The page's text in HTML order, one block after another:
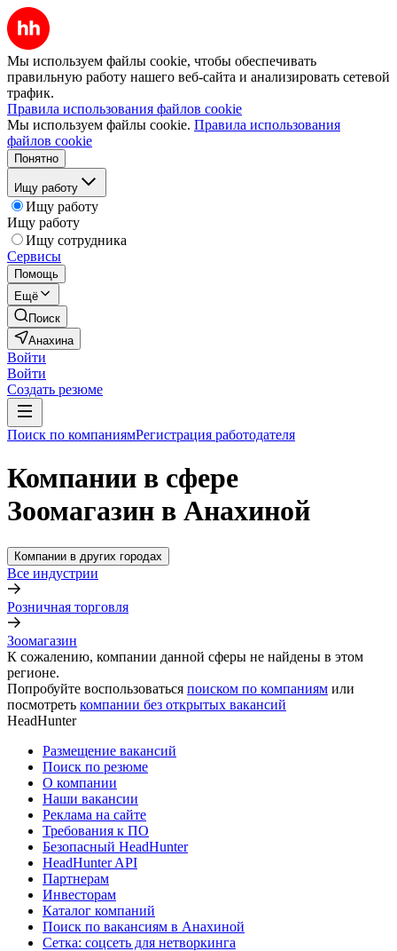
Мы используем файлы cookie, чтобы обеспечивать
правильную работу нашего веб-сайта и анализировать сетевой
трафик.
Правила использования файлов cookie
Мы используем файлы cookie. Правила использования
файлов cookie
Понятно
Ищу работу
Ищу работу
Ищу работу
Ищу сотрудника
Сервисы
Помощь
Ещё
Поиск
Анахина
Войти
Войти
Создать резюме
Поиск по компаниямРегистрация работодателя
Компании в сфере
Зоомагазин в Анахиной
Компании в других городах
Все индустрии
Розничная торговля
Зоомагазин
К сожалению, компании данной сферы не найдены в этом
регионе.
Попробуйте воспользоваться поиском по компаниям или
посмотреть компании без открытых вакансий
HeadHunter
Размещение вакансий
Поиск по резюме
О компании
Наши вакансии
Реклама на сайте
Требования к ПО
Безопасный HeadHunter
HeadHunter API
Партнерам
Инвесторам
Каталог компаний
Поиск по вакансиям в Анахиной
Сетка: соцсеть для нетворкинга